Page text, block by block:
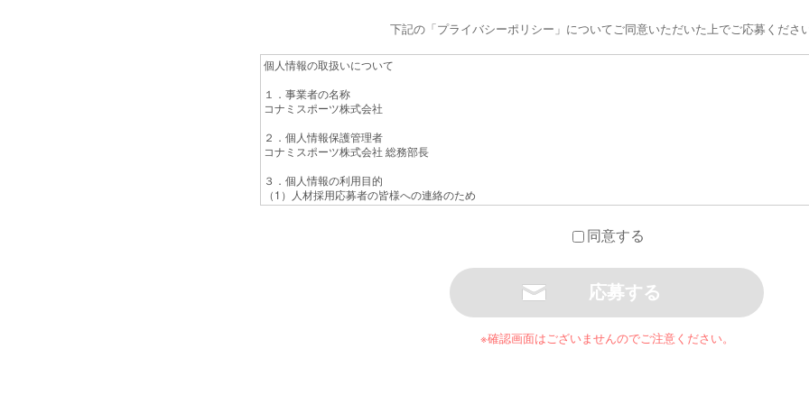
下記の「プライバシーポリシー」についてご同意いただいた上でご応募ください
個人情報の取扱いについて
１．事業者の名称
コナミスポーツ株式会社
２．個人情報保護管理者
コナミスポーツ株式会社 総務部長
３．個人情報の利用目的
（1）人材採用応募者の皆様への連絡のため
（2）採用選考活動のため
ご本人の同意がある場合または法令に基づく場合を除き、今回ご入力いただく個人情報は第三者に提供しません。
同意する
※確認画面はございませんのでご注意ください。